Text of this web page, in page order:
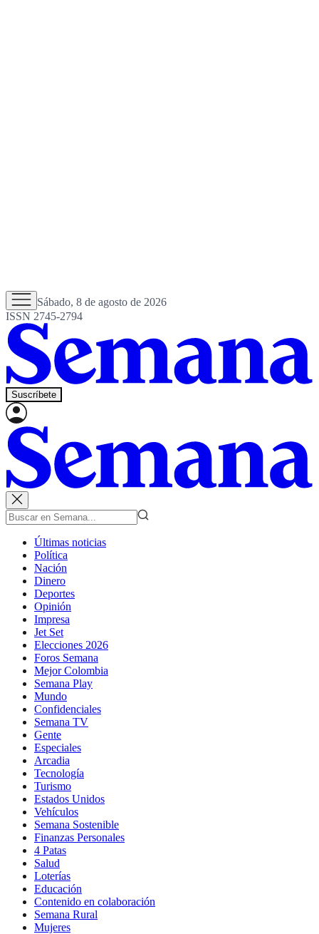
Sábado, 8 de agosto de 2026
ISSN 2745-2794
Suscríbete
Últimas noticias
Política
Nación
Dinero
Deportes
Opinión
Impresa
Jet Set
Elecciones 2026
Foros Semana
Mejor Colombia
Semana Play
Mundo
Confidenciales
Semana TV
Gente
Especiales
Arcadia
Tecnología
Turismo
Estados Unidos
Vehículos
Semana Sostenible
Finanzas Personales
4 Patas
Salud
Loterías
Educación
Contenido en colaboración
Semana Rural
Mujeres